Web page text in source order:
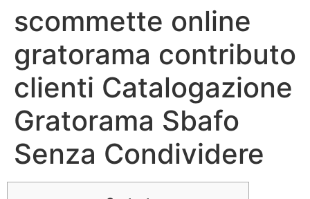
scommette online
gratorama contributo
clienti Catalogazione
Gratorama Sbafo
Senza Condividere